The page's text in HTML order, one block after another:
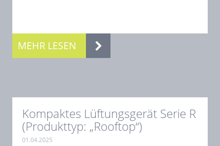
MEHR LESEN
Kompaktes Lüftungsgerät Serie R
(Produkttyp: „Rooftop“)
01.04.2025